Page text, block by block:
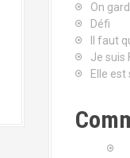
On
Défi
Il faut
Je suis
Elle